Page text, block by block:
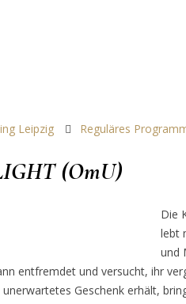
Leipzig Reguläres
(OmU)
Die
lebt
und
entfremdet und versucht, ihr
Geschenk erhält,